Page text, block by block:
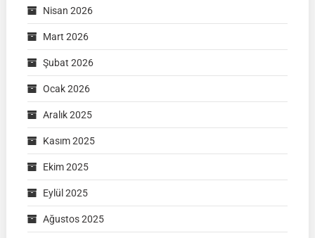
Nisan 2026
Mart 2026
Şubat 2026
Ocak 2026
Aralık 2025
Kasım 2025
Ekim 2025
Eylül 2025
Ağustos 2025